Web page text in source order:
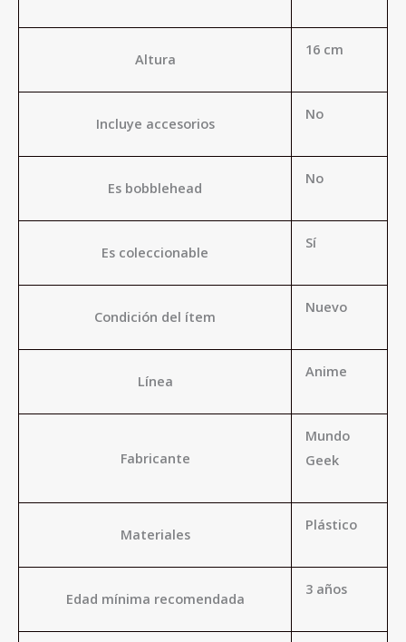
Altura
16 cm
Incluye accesorios
No
Es bobblehead
No
Es coleccionable
Sí
Condición del ítem
Nuevo
Línea
Anime
Fabricante
Mundo
Geek
Materiales
Plástico
Edad mínima recomendada
3 años